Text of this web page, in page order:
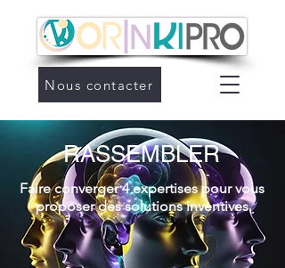
RASSEMBLER
Faire converger 4 expertises pour vous
proposer des solutions inventives
Nous contacter